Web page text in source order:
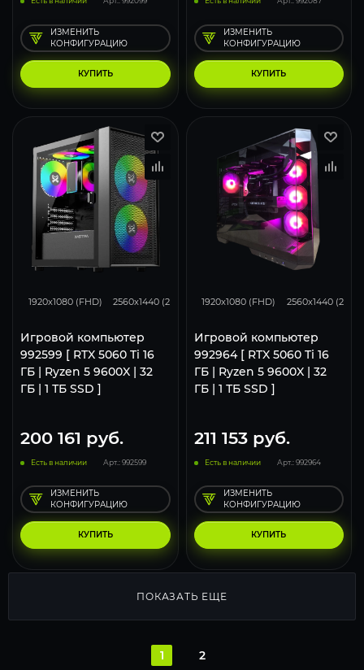
КУПИТЬ
ИЗМЕНИТЬ
КОНФИГУРАЦИЮ
КУПИТЬ
ИЗМЕНИТЬ
КОНФИГУРАЦИЮ
1920x1080 (FHD) 2560x1440 (2K) 3840x2160 (4K)
Игровой компьютер
992599 [ RTX 5060 Ti 16
ГБ | Ryzen 5 9600X | 32
ГБ | 1 ТБ SSD ]
200 161 руб.
Есть в наличии Арт.: 992599
КУПИТЬ
ИЗМЕНИТЬ
КОНФИГУРАЦИЮ
1920x1080 (FHD) 2560x1440 (2K)
Игровой компьютер
992964 [ RTX 5060 Ti 16
ГБ | Ryzen 5 9600X | 32
ГБ | 1 ТБ SSD ]
211 153руб.
Есть в наличии Арт.: 992964
КУПИТЬ
ИЗМЕНИТЬ
КОНФИГУРАЦИЮ
ПОКАЗАТЬ ЕЩЕ
1 2